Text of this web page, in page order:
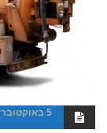
5 באוקטובר 2015